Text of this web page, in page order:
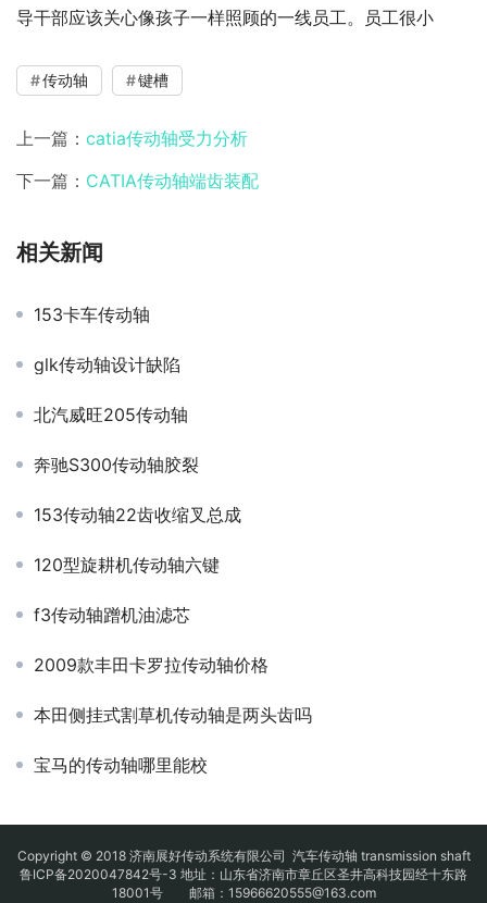
导干部应该关心像孩子一样照顾的一线员工。员工很小
传动轴 键槽
上一篇： catia传动轴受力分析
下一篇： CATIA传动轴端齿装配
相关新闻
153卡车传动轴
glk传动轴设计缺陷
北汽威旺205传动轴
奔驰S300传动轴胶裂
153传动轴22齿收缩叉总成
120型旋耕机传动轴六键
f3传动轴蹭机油滤芯
2009款丰田卡罗拉传动轴价格
本田侧挂式割草机传动轴是两头齿吗
宝马的传动轴哪里能校
Copyright © 2018 济南展好传动系统有限公司 汽车传动轴 transmission shaft
鲁ICP备2020047842号-3 地址：山东省济南市章丘区圣井高科技园经十东路
18001号 邮箱：15966620555@163.com